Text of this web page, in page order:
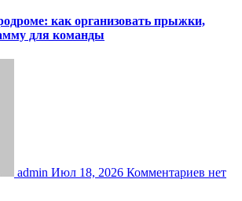
как организовать прыжки,
для команды
admin Июл 18, 2026 Комментариев нет